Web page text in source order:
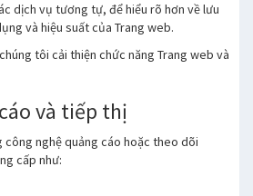
dịch vụ tương tự, để hiểu rõ hơn về lưu
và hiệu suất của Trang web.
tôi cải thiện chức năng Trang web và
và tiếp thị
nghệ quảng cáo hoặc theo dõi
cấp như: